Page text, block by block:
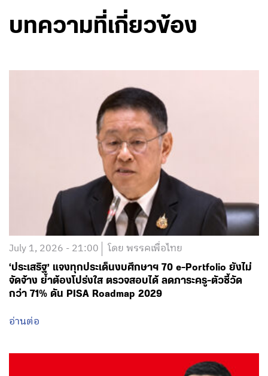
บทความที่เกี่ยวข้อง
July 1, 2026 - 21:00 โดย พรรคเพื่อไทย
‘ประเสริฐ’ แจงทุกประเด็นงบศึกษาฯ 70 e-Portfolio ยังไม่
จัดจ้าง ย้ำต้องโปร่งใส ตรวจสอบได้ ลดภาระครู-ตัวชี้วัด
กว่า 71% ดัน PISA Roadmap 2029
อ่านต่อ